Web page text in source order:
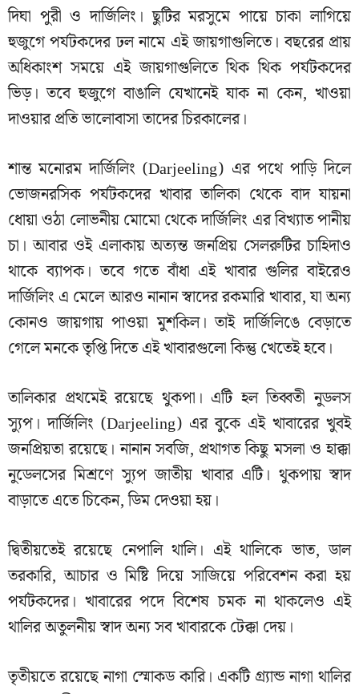
দিঘা পুরী ও দার্জিলিং। ছুটির মরসুমে পায়ে চাকা লাগিয়ে
হুজুগে পর্যটকদের ঢল নামে এই জায়গাগুলিতে। বছরের প্রায়
অধিকাংশ সময়ে এই জায়গাগুলিতে থিক থিক পর্যটকদের
ভিড়। তবে হুজুগে বাঙালি যেখানেই যাক না কেন, খাওয়া
দাওয়ার প্রতি ভালোবাসা তাদের চিরকালের।
শান্ত মনোরম দার্জিলিং (Darjeeling) এর পথে পাড়ি দিলে
ভোজনরসিক পর্যটকদের খাবার তালিকা থেকে বাদ যায়না
ধোয়া ওঠা লোভনীয় মোমো থেকে দার্জিলিং এর বিখ্যাত পানীয়
চা। আবার ওই এলাকায় অত্যন্ত জনপ্রিয় সেলরুটির চাহিদাও
থাকে ব্যাপক। তবে গতে বাঁধা এই খাবার গুলির বাইরেও
দার্জিলিং এ মেলে আরও নানান স্বাদের রকমারি খাবার, যা অন্য
কোনও জায়গায় পাওয়া মুশকিল। তাই দার্জিলিঙে বেড়াতে
গেলে মনকে তৃপ্তি দিতে এই খাবারগুলো কিন্তু খেতেই হবে।
তালিকার প্রথমেই রয়েছে থুকপা। এটি হল তিব্বতী নুডলস
স্যুপ। দার্জিলিং (Darjeeling) এর বুকে এই খাবারের খুবই
জনপ্রিয়তা রয়েছে। নানান সবজি, প্রথাগত কিছু মসলা ও হাক্কা
নুডেলসের মিশ্রণে স্যুপ জাতীয় খাবার এটি। থুকপায় স্বাদ
বাড়াতে এতে চিকেন, ডিম দেওয়া হয়।
দ্বিতীয়তেই রয়েছে নেপালি থালি। এই থালিকে ভাত, ডাল
তরকারি, আচার ও মিষ্টি দিয়ে সাজিয়ে পরিবেশন করা হয়
পর্যটকদের। খাবারের পদে বিশেষ চমক না থাকলেও এই
থালির অতুলনীয় স্বাদ অন্য সব খাবারকে টেক্কা দেয়।
তৃতীয়তে রয়েছে নাগা স্মোকড কারি। একটি গ্র্যান্ড নাগা থালির